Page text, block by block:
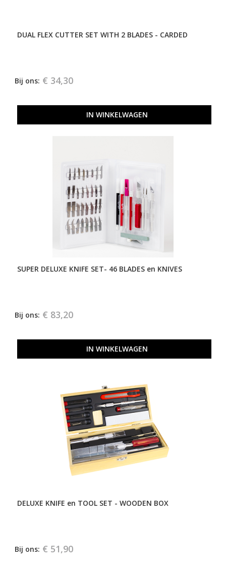
DUAL FLEX CUTTER SET WITH 2 BLADES - CARDED
Bij ons: € 34,30
IN WINKELWAGEN
SUPER DELUXE KNIFE SET- 46 BLADES en KNIVES
Bij ons: € 83,20
IN WINKELWAGEN
DELUXE KNIFE en TOOL SET - WOODEN BOX
Bij ons: € 51,90